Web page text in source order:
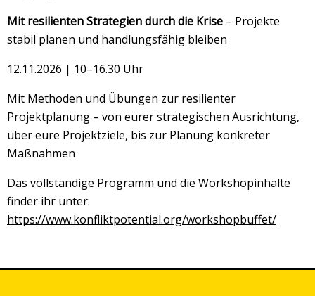
Mit resilienten Strategien durch die Krise – Projekte
stabil planen und handlungsfähig bleiben
12.11.2026 | 10–16.30 Uhr
Mit Methoden und Übungen zur resilienter
Projektplanung – von eurer strategischen Ausrichtung,
über eure Projektziele, bis zur Planung konkreter
Maßnahmen
Das vollständige Programm und die Workshopinhalte
finder ihr unter:
https://www.konfliktpotential.org/workshopbuffet/